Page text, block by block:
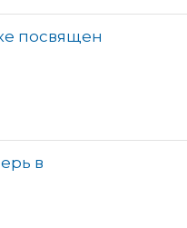
посвящен
в